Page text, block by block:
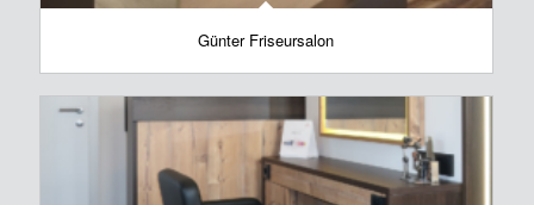
Günter Friseursalon